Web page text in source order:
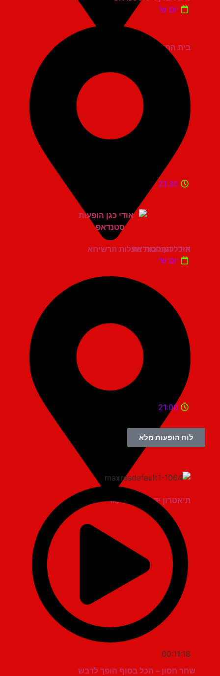
בית החייל תל אביב
יום ש'
היכל התרבות מעלות תרשיחא
21:30
אודי כגן סטנדאפ
יום ש'
תיאטרון יד למגינים יגור
21:00
לוח הופעות מלא
00:11:18
שחר חסון – הכל בסוף הופך לדבש